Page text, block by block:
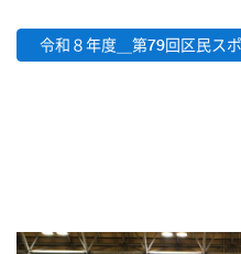
令和８年度＿第79回区民ス